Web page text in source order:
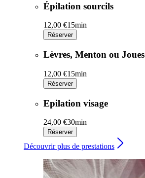
Épilation sourcils
12,00 €15min
Réserver
Lèvres, Menton ou Joues
12,00 €15min
Réserver
Epilation visage
24,00 €30min
Réserver
Découvrir plus de prestations